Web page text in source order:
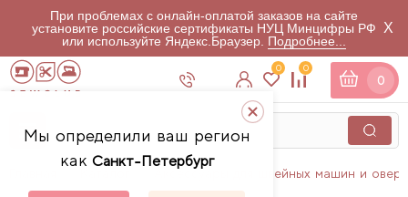
При проблемах с онлайн-оплатой заказов на сайте
установите российские сертификаты НУЦ Минцифры РФ
или используйте Яндекс.Браузер. Подробнее...
X
Мы определили ваш регион
как Санкт-Петербург
0 0
0
Аксессуары для швейных машин и